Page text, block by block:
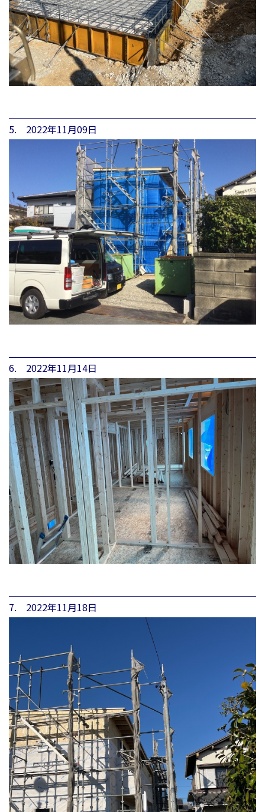
5. 2022年11月09日
6. 2022年11月14日
7. 2022年11月18日